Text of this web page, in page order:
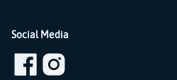
Social Media